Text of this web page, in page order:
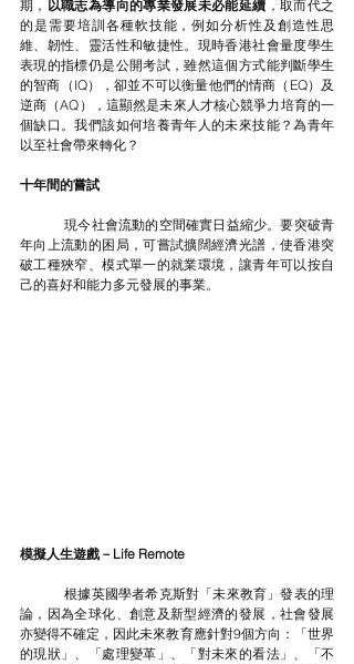
期， 以職志為導向的專業發展未必能延續 ，取而代之
的是需要培訓各種軟技能，例如分析性及創造性思
維、韌性、靈活性和敏捷性。現時香港社會量度學生
表現的指標仍是公開考試，雖然這個方式能判斷學生
的智商（IQ），卻並不可以衡量他們的情商（EQ）及
逆商（AQ），這顯然是未來人才核心競爭力培育的一
個缺口。我們該如何培養青年人的未來技能？為青年
以至社會帶來轉化？
十年間的嘗試
	現今社會流動的空間確實日益縮少。要突破青
年向上流動的困局，可嘗試擴闊經濟光譜，使香港突
破工種狹窄、模式單一的就業環境，讓青年可以按自
己的喜好和能力多元發展的事業。
模擬人生遊戲－Life Remote
	根據英國學者希克斯對「未來教育」發表的理
論，因為全球化、創意及新型經濟的發展，社會發展
亦變得不確定，因此未來教育應針對9個方向：「世界
的現狀」、「處理變革」、「對未來的看法」、「不